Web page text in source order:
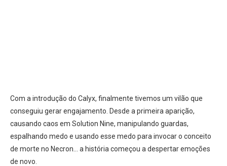
Com a introdução do Calyx, finalmente tivemos um vilão que
conseguiu gerar engajamento. Desde a primeira aparição,
causando caos em Solution Nine, manipulando guardas,
espalhando medo e usando esse medo para invocar o conceito
de morte no Necron… a história começou a despertar emoções
de novo.